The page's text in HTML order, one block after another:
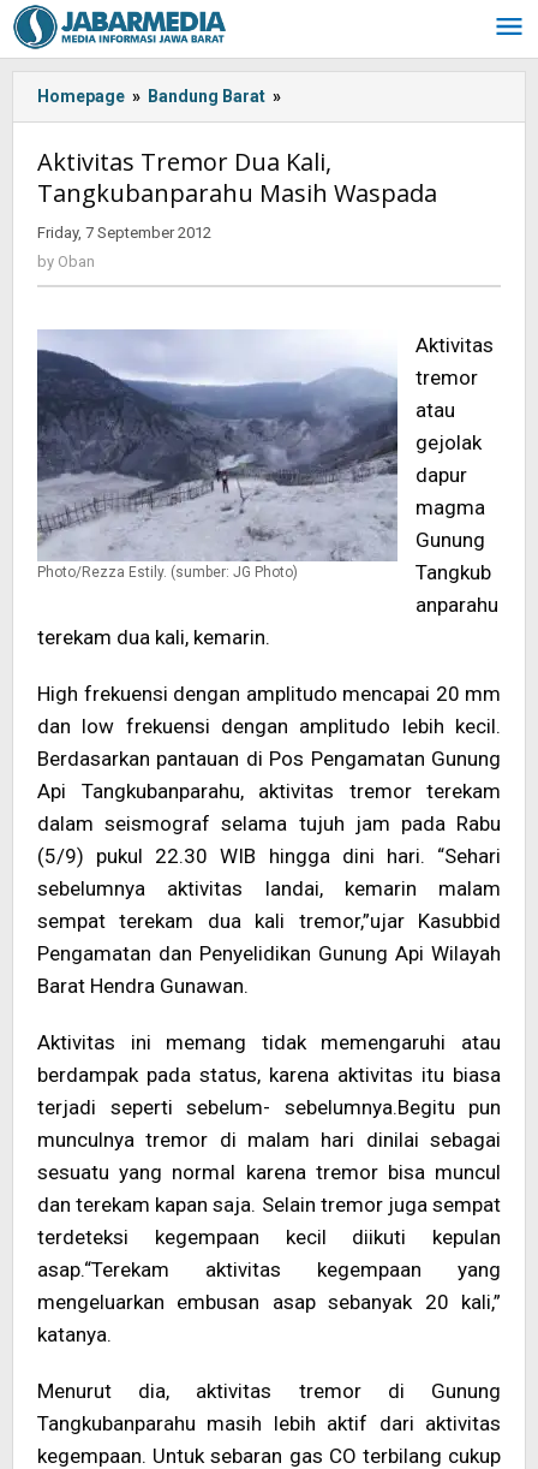
Skip
to
content
Homepage » Bandung Barat »
-:IN-
>Aktivitas
Tremor
-
>
Aktivitas Tremor Dua Kali,
Tangkubanparahu Masih Waspada
Friday, 7 September 2012
by Oban
Photo/Rezza Estily. (sumber: JG Photo)
Aktivitas
tremor
atau
gejolak
dapur
magma
Gunung
Tangkub
anparahu
terekam dua kali, kemarin.
High frekuensi dengan amplitudo mencapai 20 mm
dan low frekuensi dengan amplitudo lebih kecil.
Berdasarkan pantauan di Pos Pengamatan Gunung
Api Tangkubanparahu, aktivitas tremor terekam
dalam seismograf selama tujuh jam pada Rabu
(5/9) pukul 22.30 WIB hingga dini hari. “Sehari
sebelumnya aktivitas landai, kemarin malam
sempat terekam dua kali tremor,”ujar Kasubbid
Pengamatan dan Penyelidikan Gunung Api Wilayah
Barat Hendra Gunawan.
Aktivitas ini memang tidak memengaruhi atau
berdampak pada status, karena aktivitas itu biasa
terjadi seperti sebelum- sebelumnya.Begitu pun
munculnya tremor di malam hari dinilai sebagai
sesuatu yang normal karena tremor bisa muncul
dan terekam kapan saja. Selain tremor juga sempat
terdeteksi kegempaan kecil diikuti kepulan
asap.“Terekam aktivitas kegempaan yang
mengeluarkan embusan asap sebanyak 20 kali,”
katanya.
Menurut dia, aktivitas tremor di Gunung
Tangkubanparahu masih lebih aktif dari aktivitas
kegempaan. Untuk sebaran gas CO terbilang cukup